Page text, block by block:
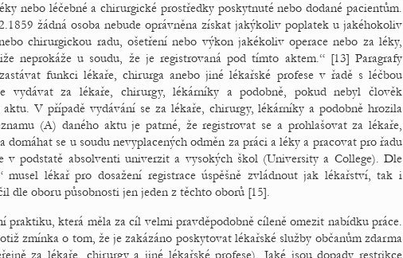
nebo léčebné a chirurgické prostředky poskytnuté nebo dodané pacientům.
žádná osoba nebude oprávněna získat jakýkoliv poplatek u jakéhokoliv
chirurgickou radu, ošetření nebo výkon jakékoliv operace nebo za léky,
neprokáže u soudu, že je registrovaná pod tímto aktem.“ [13] Paragrafy
funkci lékaře, chirurga anebo jiné lékařské profese v řadě s léčbou
vydávat za lékaře, chirurgy, lékárníky a podobně, pokud nebyl člověk
V případě vydávání se za lékaře, chirurgy, lékárníky a podobně hrozila
(A) daného aktu je patrné, že registrovat se a prohlašovat za lékaře,
domáhat se u soudu nevyplacených odměn za práci a léky a pracovat pro řadu
v podstatě absolventi univerzit a vysokých škol (University a College). Dle
musel lékař pro dosažení registrace úspěšně zvládnout jak lékařství, tak i
dle oboru působnosti jen jeden z těchto oborů [15].
praktiku, která měla za cíl velmi pravděpodobně cíleně omezit nabídku práce.
zmínka o tom, že je zakázáno poskytovat lékařské služby občanům zdarma
za lékaře, chirurgy a jiné lékařské profese). Jaké jsou dopady restrikce